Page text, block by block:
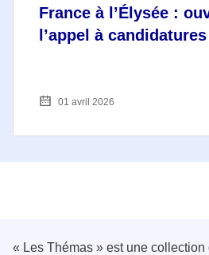
France à l’Élysée :
l’appel à candidatures
01 avril 2026
« Les Thémas » est une